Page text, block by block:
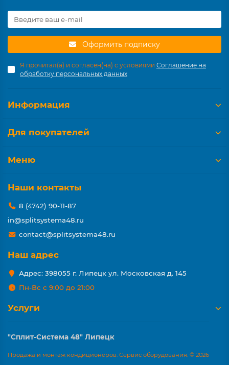
Оформить подписку
Я прочитал(а) и согласен(на) с условиями Соглашение на
обработку персональных данных
Информация
Для покупателей
Меню
Наши контакты
8 (4742) 90-11-87
in@splitsystema48.ru
contact@splitsystema48.ru
Наш адрес
Адрес: 398055 г. Липецк ул. Московская д. 145
Пн-Вс с 9:00 до 21:00
Услуги
"Сплит-Система 48" Липецк
Продажа и монтаж кондиционеров. Сервис оборудования. © 2026